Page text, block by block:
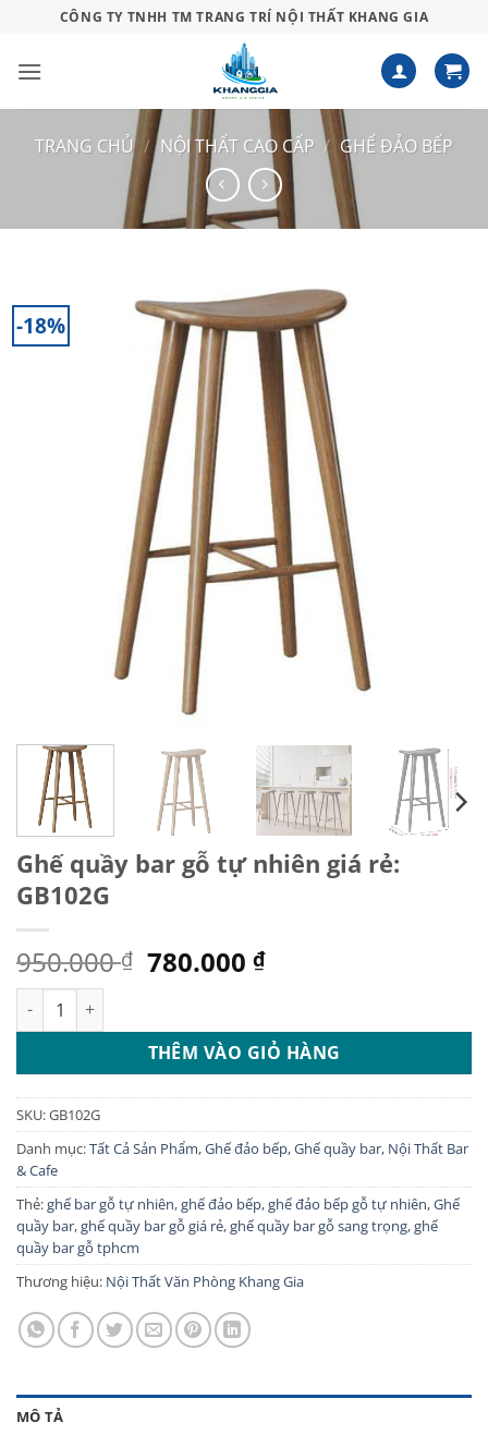
nội
CÔNG TY TNHH TM TRANG TRÍ NỘI THẤT KHANG GIA
TRANG CHỦ / NỘI THẤT CAO CẤP / GHẾ ĐẢO BẾP
-18%
Ghế quầy bar gỗ tự nhiên giá rẻ:
GB102G
950.000₫ Giá
950.000 ₫.
780.000₫Giá
là:
780.000 ₫.
Ghế quầy bar gỗ tự nhiên giá rẻ: GB102G số lượng
THÊM VÀO GIỎ HÀNG
SKU:GB102G
Danh mục:Tất Cả Sản Phẩm,Ghế đảo bếp,Ghế quầy bar, Nội Thất Bar
& Cafe
Thẻ:ghế bar gỗ tự nhiên,ghế đảo bếp,ghế đảo bếp gỗ tự nhiên,Ghế
quầy bar,ghế quầy bar gỗ giá rẻ,ghế quầy bar gỗ sang trọng,ghế
quầy bar gỗ tphcm
Thương hiệu: Nội Thất Văn Phòng Khang Gia
MÔ TẢ